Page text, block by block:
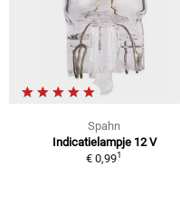
Spahn
Indicatielampje 12 V
€ 0,991